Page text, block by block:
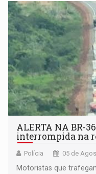
ALERTA NA BR-
interrompida na
Polícia 05 de
​Motoristas que